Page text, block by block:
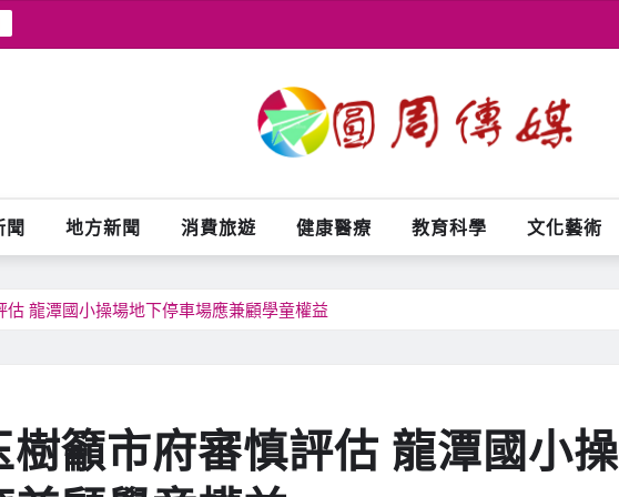
聞 地方新聞 消費旅遊 健康醫療 教育科學 文化藝術
龍潭國小操場地下停車場應兼顧學童權益
籲市府審慎評估 龍潭國小操